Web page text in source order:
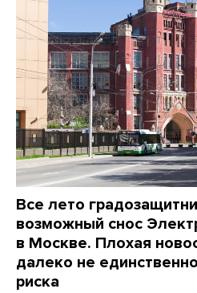
Все лето
возможный снос
в Москве. Плохая
далеко не
риска